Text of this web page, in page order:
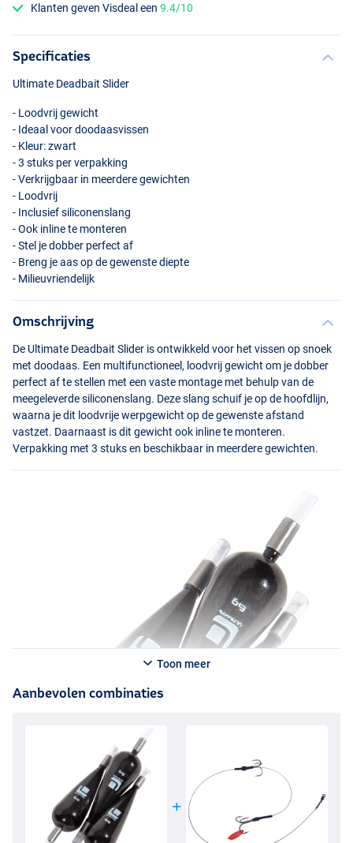
Klanten geven Visdeal een9.4/10
Specificaties
Ultimate Deadbait Slider
- Loodvrij gewicht
- Ideaal voor doodaasvissen
- Kleur: zwart
- 3 stuks per verpakking
- Verkrijgbaar in meerdere gewichten
- Loodvrij
- Inclusief siliconenslang
- Ook inline te monteren
- Stel je dobber perfect af
- Breng je aas op de gewenste diepte
- Milieuvriendelijk
Omschrijving
De Ultimate Deadbait Slider is ontwikkeld voor het vissen op snoek
met doodaas. Een multifunctioneel, loodvrij gewicht om je dobber
perfect af te stellen met een vaste montage met behulp van de
meegeleverde siliconenslang. Deze slang schuif je op de hoofdlijn,
waarna je dit loodvrije werpgewicht op de gewenste afstand
vastzet. Daarnaast is dit gewicht ook inline te monteren.
Verpakking met 3 stuks en beschikbaar in meerdere gewichten.
Toon meer
Aanbevolen combinaties